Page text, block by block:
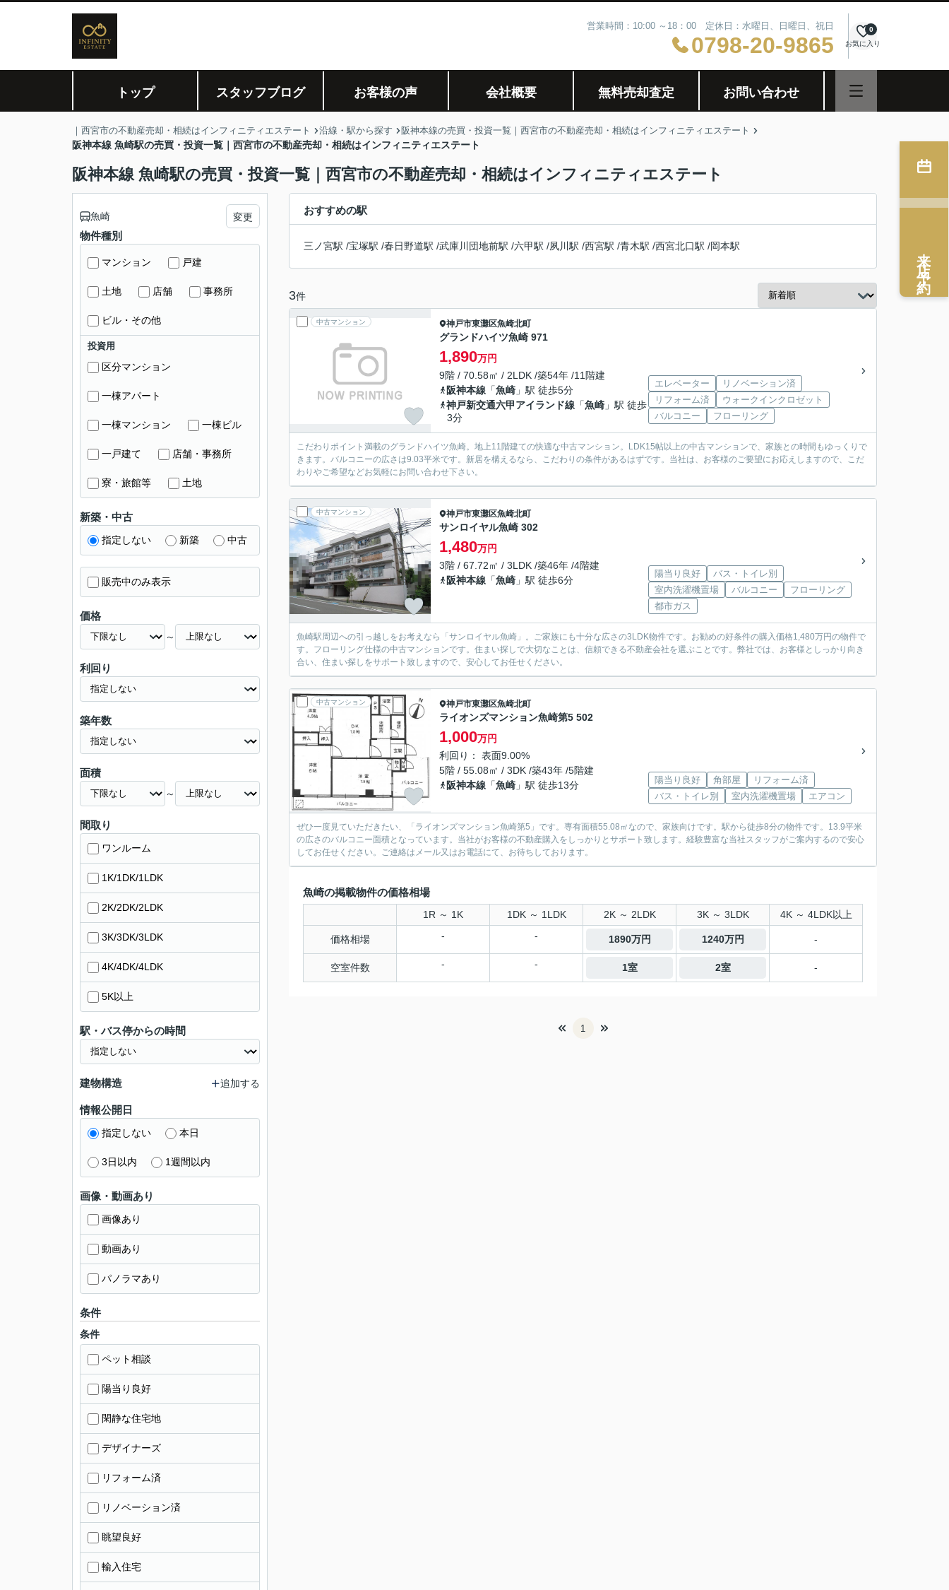
営業時間：10:00 ～18：00 定休日：水曜日、日曜日、祝日
0798-20-9865 お気に入り
0
トップ スタッフブログ お客様の声 会社概要 無料売却査定 お問い合わせ
｜西宮市の不動産売却・相続はインフィニティエステート 沿線・駅から探す 阪神本線の売買・投資一覧｜西宮市の不動産売却・相続はインフィニティエステート
阪神本線 魚崎駅の売買・投資一覧｜西宮市の不動産売却・相続はインフィニティエステート
阪神本線 魚崎駅の売買・投資一覧｜西宮市の不動産売却・相続はインフィニティエステート
おすすめの駅
三ノ宮駅 /宝塚駅 /春日野道駅 /武庫川団地前駅 /六甲駅 /夙川駅 /西宮駅 /青木駅 /西宮北口駅 /岡本駅
3件
中古マンション 神戸市東灘区魚崎北町
グランドハイツ魚崎 971
1,890万円
9階 / 70.58㎡ / 2LDK /築54年 /11階建
阪神本線 「魚崎 」駅 徒歩5分
神戸新交通六甲アイランド線 「魚崎 」駅 徒歩
3分
エレベーター
リノベーション済
リフォーム済
ウォークインクロゼット
バルコニー
フローリング
こだわりポイント満載のグランドハイツ魚崎。地上11階建ての快適な中古マンション。LDK15帖以上の中古マンションで、家族との時間もゆっくりで
きます。バルコニーの広さは9.03平米です。新居を構えるなら、こだわりの条件があるはずです。当社は、お客様のご要望にお応えしますので、こだ
わりやご希望などお気軽にお問い合わせ下さい。
中古マンション 神戸市東灘区魚崎北町
サンロイヤル魚崎 302
1,480万円
3階 / 67.72㎡ / 3LDK /築46年 /4階建
阪神本線 「魚崎 」駅 徒歩6分
陽当り良好
バス・トイレ別
室内洗濯機置場
バルコニー
フローリング
都市ガス
魚崎駅周辺への引っ越しをお考えなら「サンロイヤル魚崎」。ご家族にも十分な広さの3LDK物件です。お勧めの好条件の購入価格1,480万円の物件で
す。フローリング仕様の中古マンションです。住まい探しで大切なことは、信頼できる不動産会社を選ぶことです。弊社では、お客様としっかり向き
合い、住まい探しをサポート致しますので、安心してお任せください。
中古マンション 神戸市東灘区魚崎北町
ライオンズマンション魚崎第5 502
1,000万円
利回り： 表面9.00%
5階 / 55.08㎡ / 3DK /築43年 /5階建
阪神本線 「魚崎 」駅 徒歩13分 陽当り良好 角部屋
リフォーム済
バス・トイレ別
室内洗濯機置場 エアコン
ぜひ一度見ていただきたい、「ライオンズマンション魚崎第5」です。専有面積55.08㎡なので、家族向けです。駅から徒歩8分の物件です。13.9平米
の広さのバルコニー面積となっています。当社がお客様の不動産購入をしっかりとサポート致します。経験豊富な当社スタッフがご案内するので安心
してお任せください。ご連絡はメール又はお電話にて、お待ちしております。
魚崎の掲載物件の価格相場
1R ～ 1K 1DK ～ 1LDK 2K ～ 2LDK 3K ～ 3LDK 4K ～ 4LDK以上
価格相場 - - 1890万円 1240万円 -
空室件数 - - 1室 2室 -
1
魚崎 変更
物件種別
マンション 戸建
土地 店舗 事務所
ビル・その他
投資用
区分マンション
一棟アパート
一棟マンション 一棟ビル
一戸建て 店舗・事務所
寮・旅館等 土地
新築・中古
指定しない 新築 中古
販売中のみ表示
価格
～
利回り
築年数
面積
～
間取り
ワンルーム
1K/1DK/1LDK
2K/2DK/2LDK
3K/3DK/3LDK
4K/4DK/4LDK
5K以上
駅・バス停からの時間
建物構造 追加する
情報公開日
指定しない 本日
3日以内 1週間以内
画像・動画あり
画像あり
動画あり
パノラマあり
条件
条件
ペット相談
陽当り良好
閑静な住宅地
デザイナーズ
リフォーム済
リノベーション済
眺望良好
輸入住宅
来店予約